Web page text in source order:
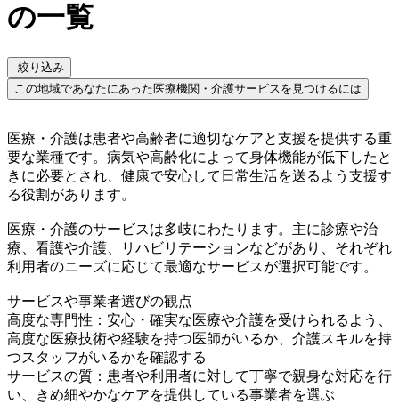
の一覧
絞り込み
この地域であなたにあった医療機関・介護サービスを見つけるには
医療・介護は患者や高齢者に適切なケアと支援を提供する重
要な業種です。病気や高齢化によって身体機能が低下したと
きに必要とされ、健康で安心して日常生活を送るよう支援す
る役割があります。
医療・介護のサービスは多岐にわたります。主に診療や治
療、看護や介護、リハビリテーションなどがあり、それぞれ
利用者のニーズに応じて最適なサービスが選択可能です。
サービスや事業者選びの観点
高度な専門性：安心・確実な医療や介護を受けられるよう、
高度な医療技術や経験を持つ医師がいるか、介護スキルを持
つスタッフがいるかを確認する
サービスの質：患者や利用者に対して丁寧で親身な対応を行
い、きめ細やかなケアを提供している事業者を選ぶ